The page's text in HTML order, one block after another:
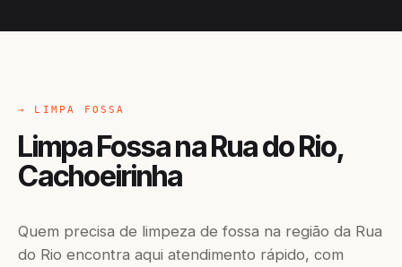
→ LIMPA FOSSA
Limpa Fossa na Rua do Rio,
Cachoeirinha
Quem precisa de limpeza de fossa na região da Rua
do Rio encontra aqui atendimento rápido, com